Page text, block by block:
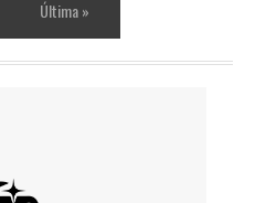
Última »